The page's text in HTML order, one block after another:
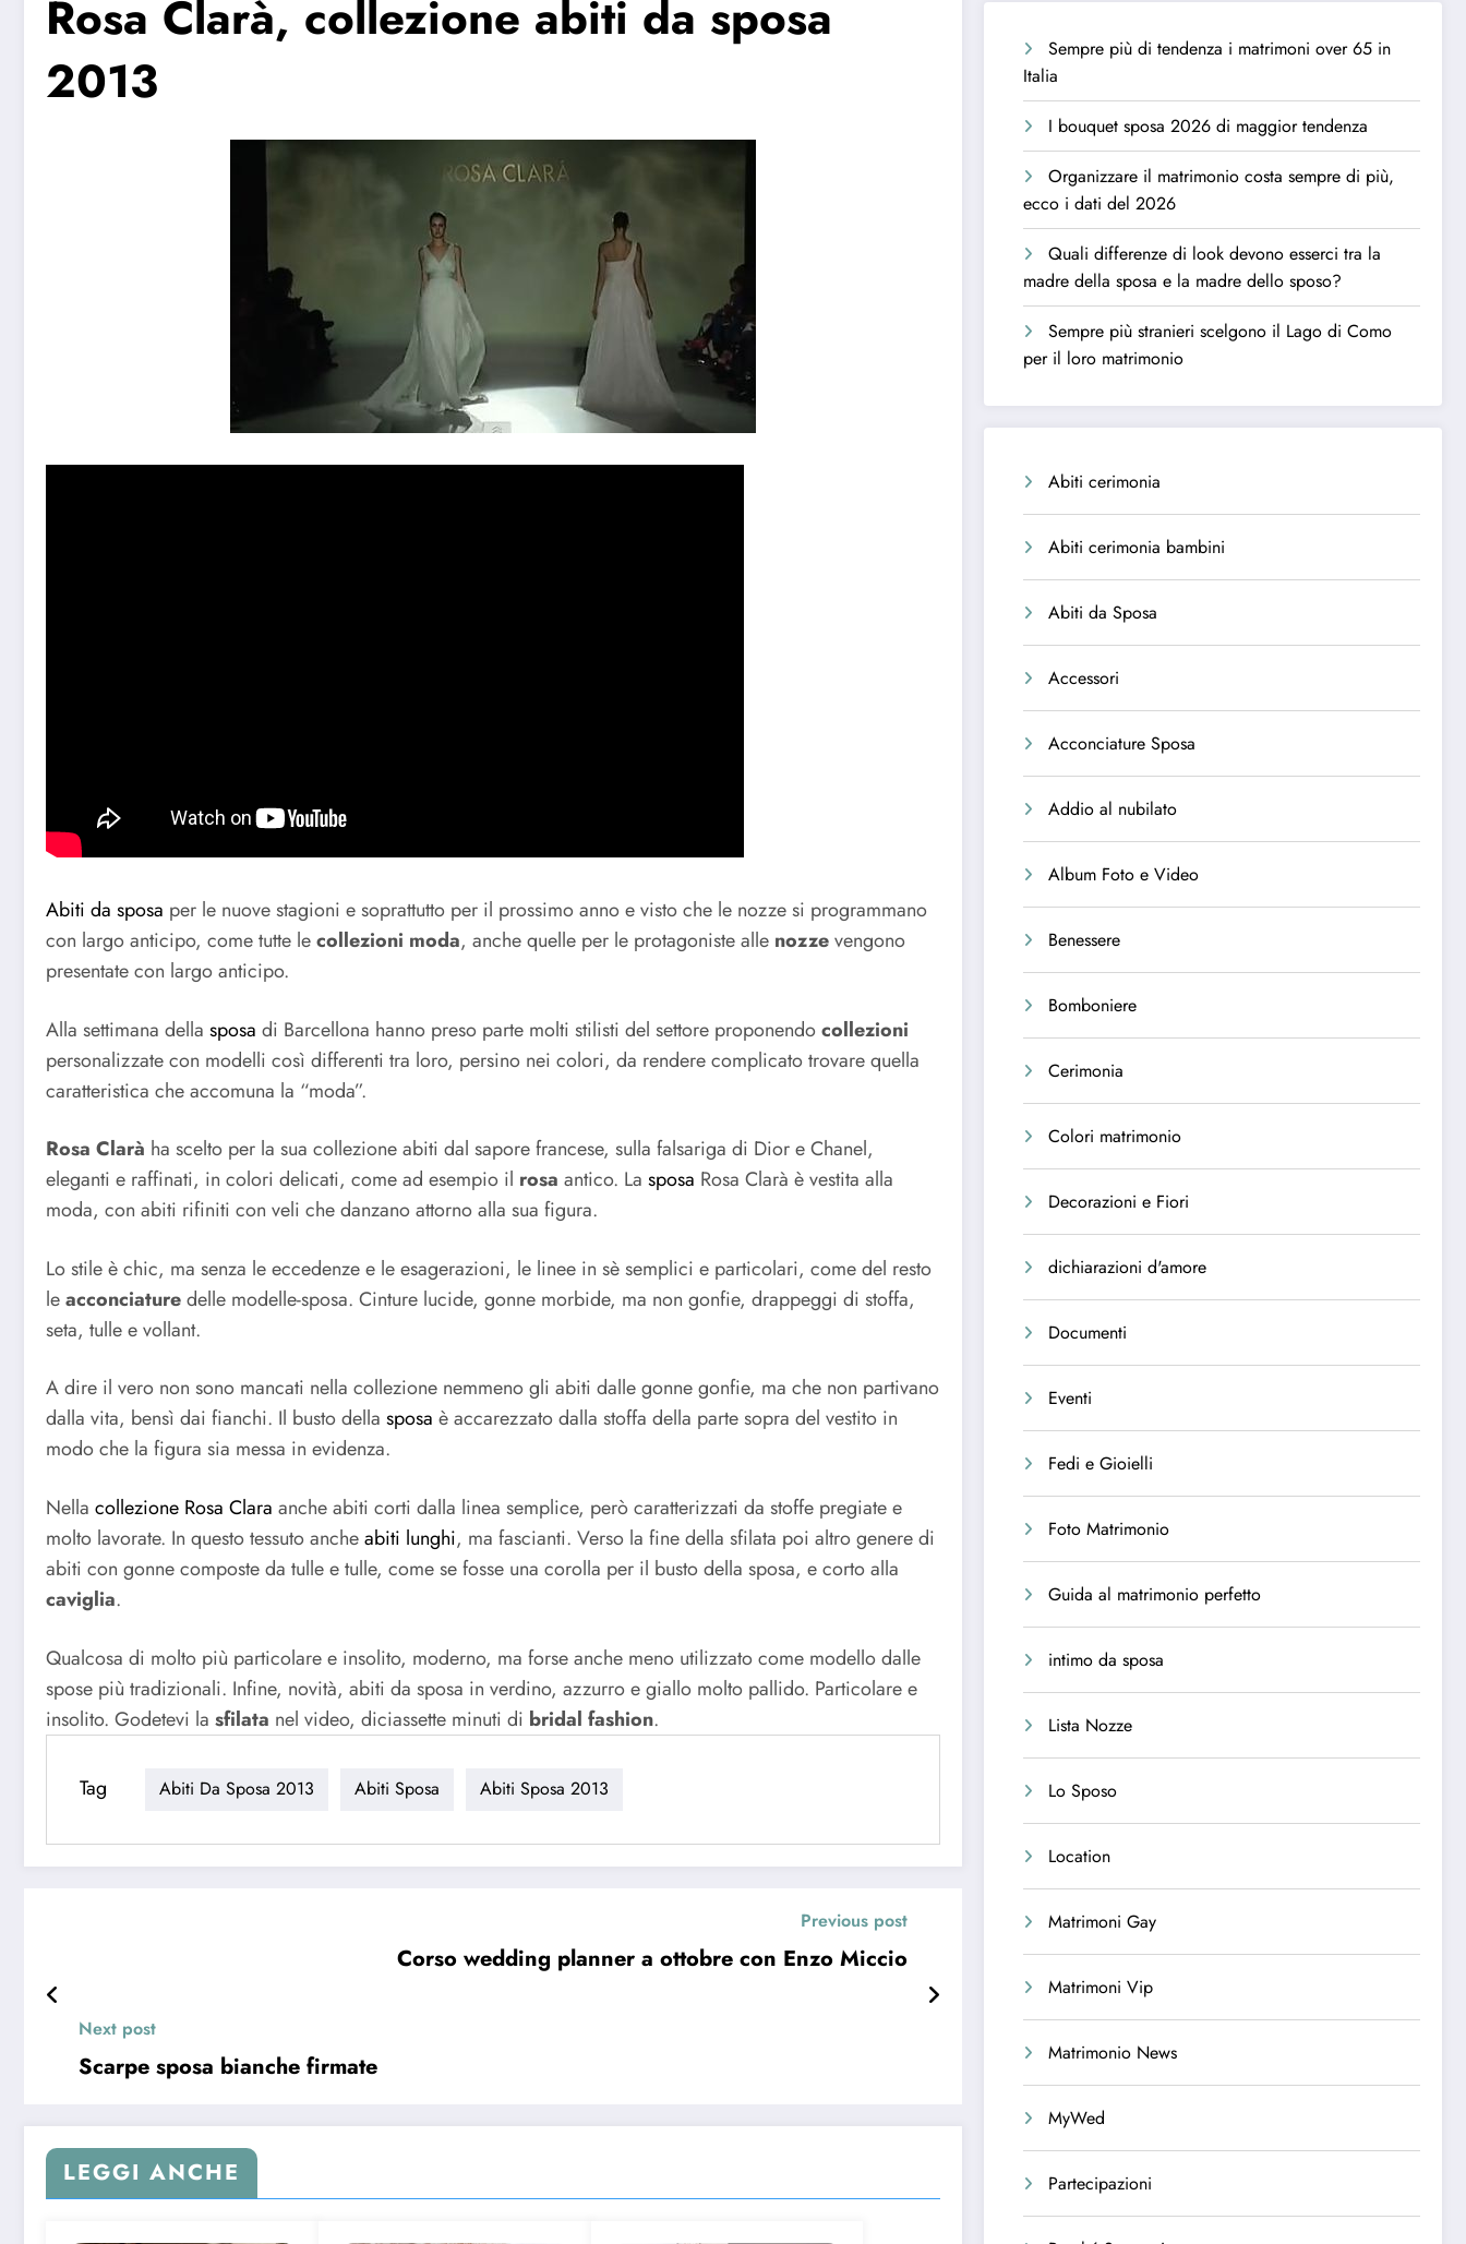
Rosa Clarà, collezione abiti da sposa
2013
Abiti da sposa per le nuove stagioni e soprattutto per il prossimo anno e visto che le nozze si programmano
con largo anticipo, come tutte lecollezioni moda, anche quelle per le protagoniste alle nozzevengono
presentate con largo anticipo.
Alla settimana della sposa di Barcellona hanno preso parte molti stilisti del settore proponendocollezioni
personalizzate con modelli così differenti tra loro, persino nei colori, da rendere complicato trovare quella
caratteristica che accomuna la “moda”.
Rosa Clarà ha scelto per la sua collezione abiti dal sapore francese, sulla falsariga di Dior e Chanel,
eleganti e raffinati, in colori delicati, come ad esempio il rosa antico. La sposa Rosa Clarà è vestita alla
moda, con abiti rifiniti con veli che danzano attorno alla sua figura.
Lo stile è chic, ma senza le eccedenze e le esagerazioni, le linee in sè semplici e particolari, come del resto
leacconciaturedelle modelle-sposa. Cinture lucide, gonne morbide, ma non gonfie, drappeggi di stoffa,
seta, tulle e vollant.
A dire il vero non sono mancati nella collezione nemmeno gli abiti dalle gonne gonfie, ma che non partivano
dalla vita, bensì dai fianchi. Il busto della sposa è accarezzato dalla stoffa della parte sopra del vestito in
modo che la figura sia messa in evidenza.
Nella collezione Rosa Clara anche abiti corti dalla linea semplice, però caratterizzati da stoffe pregiate e
molto lavorate. In questo tessuto ancheabiti lunghi, ma fascianti. Verso la fine della sfilata poi altro genere di
abiti con gonne composte da tulle e tulle, come se fosse una corolla per il busto della sposa, e corto alla
caviglia.
Qualcosa di molto più particolare e insolito, moderno, ma forse anche meno utilizzato come modello dalle
spose più tradizionali. Infine, novità, abiti da sposa in verdino, azzurro e giallo molto pallido. Particolare e
insolito. Godetevi la sfilata nel video, diciassette minuti di bridal fashion.
Tag Abiti Da Sposa 2013 Abiti Sposa Abiti Sposa 2013
Previous post
Corso wedding planner a ottobre con Enzo Miccio
Next post
Scarpe sposa bianche firmate
LEGGI ANCHE
Sempre più di tendenza i matrimoni over 65 in
Italia
I bouquet sposa 2026 di maggior tendenza
Organizzare il matrimonio costa sempre di più,
ecco i dati del 2026
Quali differenze di look devono esserci tra la
madre della sposa e la madre dello sposo?
Sempre più stranieri scelgono il Lago di Como
per il loro matrimonio
Abiti cerimonia
Abiti cerimonia bambini
Abiti da Sposa
Accessori
Acconciature Sposa
Addio al nubilato
Album Foto e Video
Benessere
Bomboniere
Cerimonia
Colori matrimonio
Decorazioni e Fiori
dichiarazioni d'amore
Documenti
Eventi
Fedi e Gioielli
Foto Matrimonio
Guida al matrimonio perfetto
intimo da sposa
Lista Nozze
Lo Sposo
Location
Matrimoni Gay
Matrimoni Vip
Matrimonio News
MyWed
Partecipazioni